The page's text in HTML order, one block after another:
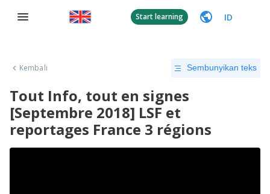
Start learning ID
Kembali Sembunyikan teks
Tout Info, tout en signes
[Septembre 2018] LSF et
reportages France 3 régions